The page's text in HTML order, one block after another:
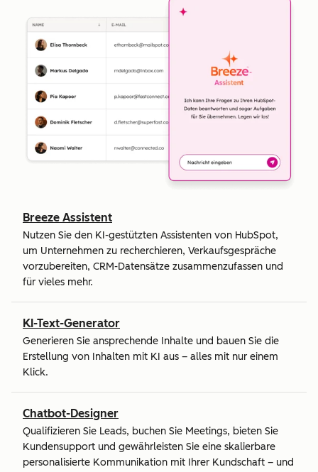
Breeze Assistent
Nutzen Sie den KI-gestützten Assistenten von HubSpot,
um Unternehmen zu recherchieren, Verkaufsgespräche
vorzubereiten, CRM-Datensätze zusammenzufassen und
für vieles mehr.
KI-Text-Generator
Generieren Sie ansprechende Inhalte und bauen Sie die
Erstellung von Inhalten mit KI aus – alles mit nur einem
Klick.
Chatbot-Designer
Qualifizieren Sie Leads, buchen Sie Meetings, bieten Sie
Kundensupport und gewährleisten Sie eine skalierbare
personalisierte Kommunikation mit Ihrer Kundschaft – und